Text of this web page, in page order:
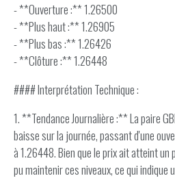
- **Ouverture :** 1.26500
- **Plus haut :** 1.26905
- **Plus bas :** 1.26426
- **Clôture :** 1.26448
#### Interprétation Technique :
1. **Tendance Journalière :** La paire
baisse sur la journée, passant d'une
à 1.26448. Bien que le prix ait atteint un
pu maintenir ces niveaux, ce qui indique